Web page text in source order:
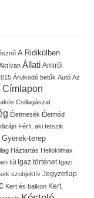
A Ridikülben
Állati Amiről
Árulkodó betűk Autó Az
Címlapon
Csillagászat
Életmesék Életmód
Férfi, aki tetszik
Gyerek-terep
Háztartás Helloklimax
túl Igaz történet Igazi
szubjektív Jegyzetlap
Kert és balkon Kert,